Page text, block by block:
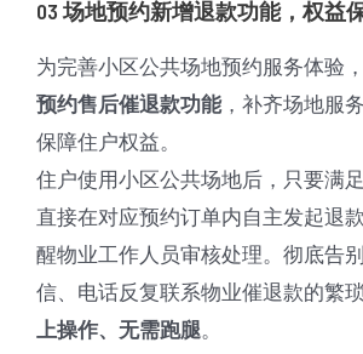
03 场地预约新增退款功能，权益
为完善小区公共场地预约服务体验
预约售后催退款功能，补齐场地服
保障住户权益。
住户使用小区公共场地后，只要满
直接在对应预约订单内自主发起退
醒物业工作人员审核处理。彻底告
信、电话反复联系物业催退款的繁
上操作、无需跑腿。